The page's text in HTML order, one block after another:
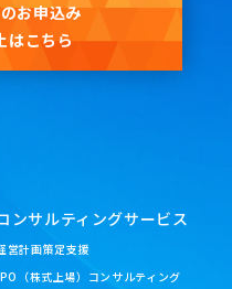
お申込み
はこちら
ンサルティングサービス
営計画策定支援
（株式上場）コンサルティング